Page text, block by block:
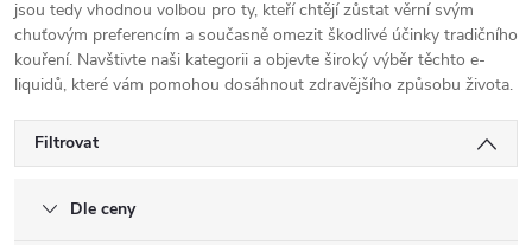
jsou tedy vhodnou volbou pro ty, kteří chtějí zůstat věrní svým
chuťovým preferencím a současně omezit škodlivé účinky tradičního
kouření. Navštivte naši kategorii a objevte široký výběr těchto e-
liquidů, které vám pomohou dosáhnout zdravějšího způsobu života.
Filtrovat
Dle ceny